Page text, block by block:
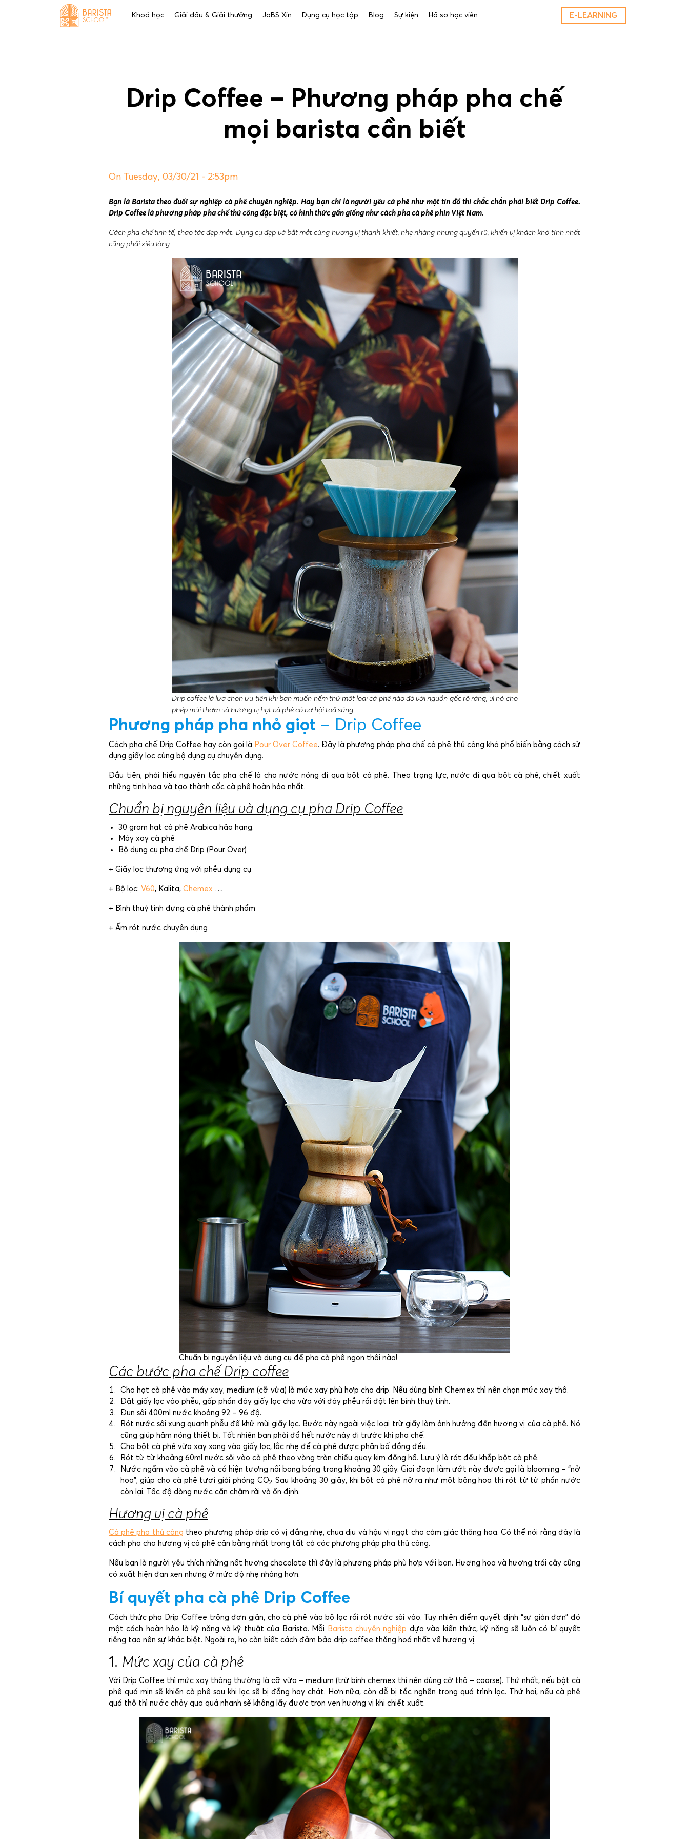
Khoá học Giải đấu & Giải thưởng JoBS Xịn Dụng cụ học tập Blog Sự kiện Hồ sơ học viên E-LEARNING
Drip Coffee – Phương pháp pha chế
mọi barista cần biết
On Tuesday, 03/30/21 - 2:53pm
Bạn là Barista theo đuổi sự nghiệp cà phê chuyên nghiệp. Hay bạn chỉ là người yêu cà phê như một tín đồ thì chắc chắn phải biết Drip Coffee.
Drip Coffee là phương pháp pha chế thủ công đặc biệt, có hình thức gần giống như cách pha cà phê phin Việt Nam.
Cách pha chế tinh tế, thao tác đẹp mắt. Dụng cụ đẹp và bắt mắt cùng hương vị thanh khiết, nhẹ nhàng nhưng quyến rũ, khiến vị khách khó tính nhất
cũng phải xiêu lòng.
Drip coffee là lựa chọn ưu tiên khi bạn muốn nếm thử một loại cà phê nào đó với nguồn gốc rõ ràng, vì nó cho
phép mùi thơm và hương vị hạt cà phê có cơ hội toả sáng.
Phương pháp pha nhỏ giọt – Drip Coffee
Cách pha chế Drip Coffee hay còn gọi là Pour Over Coffee. Đây là phương pháp pha chế cà phê thủ công khá phổ biến bằng cách sử
dụng giấy lọc cùng bộ dụng cụ chuyên dụng.
Đầu tiên, phải hiểu nguyên tắc pha chế là cho nước nóng đi qua bột cà phê. Theo trọng lực, nước đi qua bột cà phê, chiết xuất
những tinh hoa và tạo thành cốc cà phê hoàn hảo nhất.
Chuẩn bị nguyên liệu và dụng cụ pha Drip Coffee
30 gram hạt cà phê Arabica hảo hạng.
Máy xay cà phê
Bộ dụng cụ pha chế Drip (Pour Over)
+ Giấy lọc thương ứng với phễu dụng cụ
+ Bộ lọc: V60, Kalita, Chemex …
+ Bình thuỷ tinh đựng cà phê thành phẩm
+ Ấm rót nước chuyên dụng
Chuẩn bị nguyên liệu và dụng cụ để pha cà phê ngon thôi nào!
Các bước pha chế Drip coffee
Cho hạt cà phê vào máy xay, medium (cỡ vừa) là mức xay phù hợp cho drip. Nếu dùng bình Chemex thì nên chọn mức xay thô.
Đặt giấy lọc vào phễu, gấp phần đáy giấy lọc cho vừa với đáy phễu rồi đặt lên bình thuỷ tinh.
Đun sôi 400ml nước khoảng 92 – 96 độ.
Rót nước sôi xung quanh phễu để khử mùi giấy lọc. Bước này ngoài việc loại trừ giấy làm ảnh hưởng đến hương vị của cà phê. Nó
cũng giúp hâm nóng thiết bị. Tất nhiên bạn phải đổ hết nước này đi trước khi pha chế.
Cho bột cà phê vừa xay xong vào giấy lọc, lắc nhẹ để cà phê được phân bố đồng đều.
Rót từ từ khoảng 60ml nước sôi vào cà phê theo vòng tròn chiều quay kim đồng hồ. Lưu ý là rót đều khắp bột cà phê.
Nước ngấm vào cà phê và có hiện tượng nổi bong bóng trong khoảng 30 giây. Giai đoạn làm ướt này được gọi là blooming – “nở
hoa”, giúp cho cà phê tươi giải phóng CO2.Sau khoảng 30 giây, khi bột cà phê nở ra như một bông hoa thì rót từ từ phần nước
còn lại. Tốc độ dòng nước cần chậm rãi và ổn định.
Hương vị cà phê
Cà phê pha thủ công theo phương pháp drip có vị đắng nhẹ, chua dịu và hậu vị ngọt cho cảm giác thăng hoa. Có thể nói rằng đây là
cách pha cho hương vị cà phê cân bằng nhất trong tất cả các phương pháp pha thủ công.
Nếu bạn là người yêu thích những nốt hương chocolate thì đây là phương pháp phù hợp với bạn. Hương hoa và hương trái cây cũng
có xuất hiện đan xen nhưng ở mức độ nhẹ nhàng hơn.
Bí quyết pha cà phê Drip Coffee
Cách thức pha Drip Coffee trông đơn giản, cho cà phê vào bộ lọc rồi rót nước sôi vào. Tuy nhiên điểm quyết định “sự giản đơn” đó
một cách hoàn hảo là kỹ năng và kỹ thuật của Barista. Mỗi
Barista chuyên nghiệp dựa vào kiến thức, kỹ năng sẽ luôn có bí quyết
riêng tạo nên sự khác biệt. Ngoài ra, họ còn biết cách đảm bảo drip coffee thăng hoá nhất về hương vị.
1. Mức xay của cà phê
Với Drip Coffee thì mức xay thông thường là cỡ vừa – medium (trừ bình chemex thì nên dùng cỡ thô – coarse). Thứ nhất, nếu bột cà
phê quá mịn sẽ khiến cà phê sau khi lọc sẽ bị đắng hay chát. Hơn nữa, còn dễ bị tắc nghẽn trong quá trình lọc. Thứ hai, nếu cà phê
quá thô thì nước chảy qua quá nhanh sẽ không lấy được trọn vẹn hương vị khi chiết xuất.